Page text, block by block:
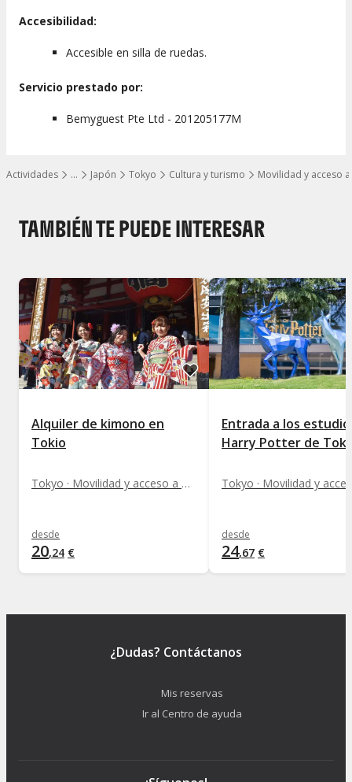
…
Mostrar todos los niveles
Actividades Japón Tokyo Cultura y turismo Movilidad y acceso
Accesibilidad:
Accesible en silla de ruedas.
Servicio prestado por:
Bemyguest Pte Ltd - 201205177M
TAMBIÉN TE PUEDE INTERESAR
Alquiler de kimono en
Tokio
Tokyo · Movilidad y acceso a monumentos
desde
20,24 €
Entrada a los
Harry Potter de
desde
24,67 €
¿Dudas? Contáctanos
Mis reservas
Ir al Centro de ayuda